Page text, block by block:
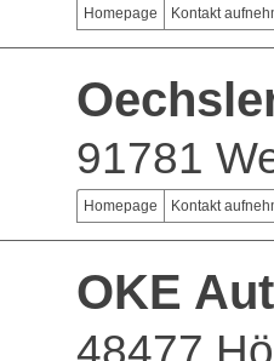
Homepage Kontakt
91781
Homepage Kontakt
OKE
48477